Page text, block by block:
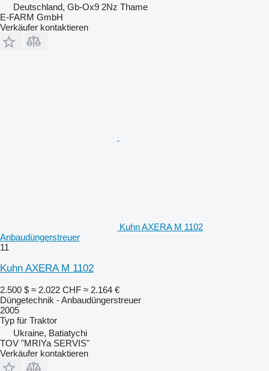
Deutschland, Gb-Ox9 2Nz Thame
E-FARM GmbH
Verkäufer kontaktieren
Kuhn AXERA M 1102
Anbaudüngerstreuer
11
Kuhn AXERA M 1102
2.500 $ ≈ 2.022 CHF ≈ 2.164 €
Düngetechnik - Anbaudüngerstreuer
2005
Typ für Traktor
Ukraine, Batiatychi
TOV "MRIYa SERVIS"
Verkäufer kontaktieren